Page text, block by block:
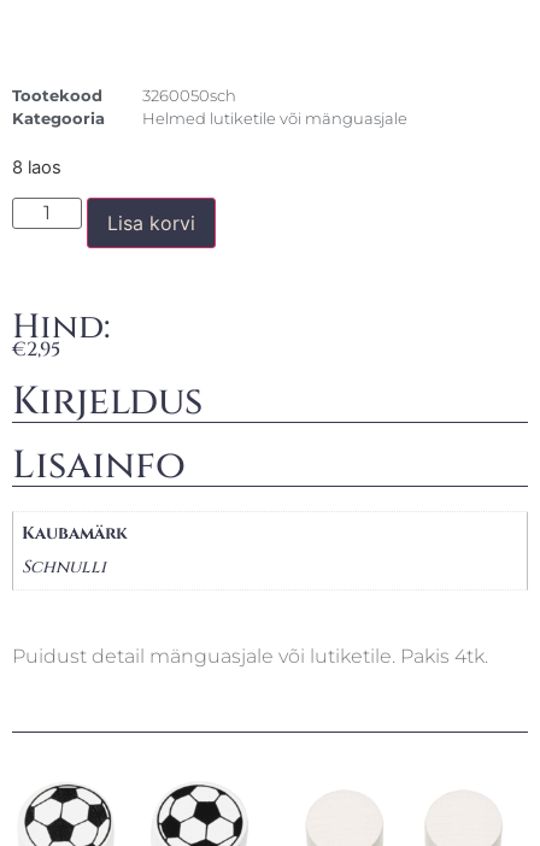
Tootekood
3260050sch
Kategooria
Helmed lutiketile või mänguasjale
8 laos
Lisa korvi
Hind:
€2,95
Kirjeldus
Lisainfo
Kaubamärk
Schnulli
Puidust detail mänguasjale või lutiketile. Pakis 4tk.